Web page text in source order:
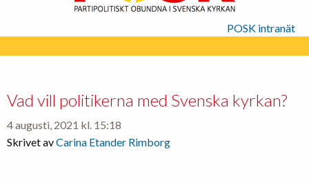
POSK intranät
Vad vill politikerna med Svenska kyrkan?
4 augusti, 2021 kl. 15:18
Skrivet avCarina Etander Rimborg